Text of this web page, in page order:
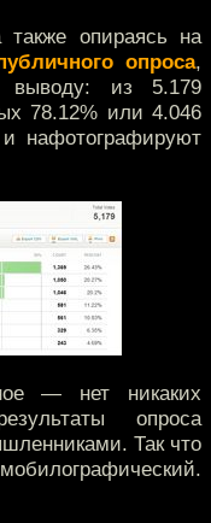
опираясь на
опроса,
выводу: из 5.179
78.12% или 4.046
нафотографируют
— нет никаких
опроса
Так что